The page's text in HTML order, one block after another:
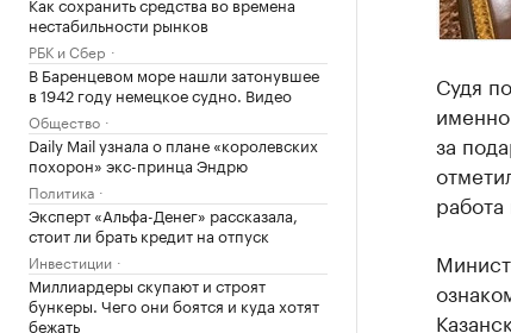
нестабильности рынков
РБК и Сбер
В Баренцевом море нашли затонувшее
в 1942 году немецкое судно. Видео
Общество
Daily Mail узнала о плане «королевских
похорон» экс-принца Эндрю
Политика
Эксперт «Альфа-Денег» рассказала,
стоит ли брать кредит на отпуск
Инвестиции
Миллиардеры скупают и строят
бункеры. Чего они боятся и куда хотят
бежать
Судя
за
работа